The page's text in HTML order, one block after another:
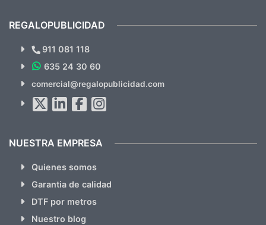
¿Quieres ver nuestras últimas
Novedades y Ofertas?
hacemos Spam)
REGALOPUBLICIDAD
911 081 118
635 24 30 60
comercial@regalopublicidad.com
NUESTRA EMPRESA
Quienes somos
Garantia de calidad
DTF por metros
Nuestro blog